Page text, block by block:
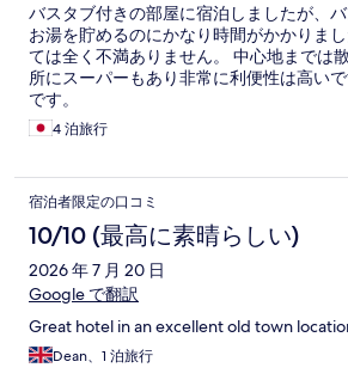
バスタブ付きの部屋に宿泊しましたが、
お湯を貯めるのにかなり時間がかかりま
ては全く不満ありません。 中心地までは
所にスーパーもあり非常に利便性は高い
です。
4 泊旅行
宿泊者限定の口コミ
10/10 (最高に素晴らしい)
2026 年 7 月 20 日
Google で翻訳
Great hotel in an excellent old town
Dean、1 泊旅行